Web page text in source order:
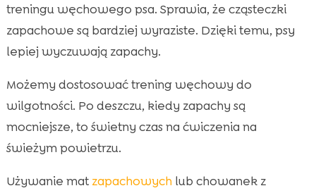
treningu węchowego psa. Sprawia, że cząsteczki
zapachowe są bardziej wyraziste. Dzięki temu, psy
lepiej wyczuwają zapachy.
Możemy dostosować trening węchowy do
wilgotności. Po deszczu, kiedy zapachy są
mocniejsze, to świetny czas na ćwiczenia na
świeżym powietrzu.
Używanie mat zapachowych lub chowanek z